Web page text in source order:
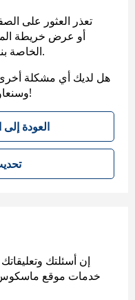
تعذر العثور على
الخاصة بنا لمساعدتك في العثور على ما تريد.
هل لديك أي مشكلة
وسنعاود التواصل معك. شكرًا على صبرك!
العودة
تحديث الصفحة
إن أسئلتك
خدمات موقع ماسكوس.